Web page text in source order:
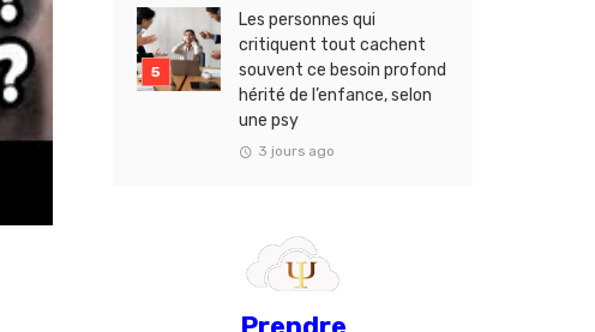
Les personnes qui
critiquent tout cachent
souvent ce besoin profond
hérité de l’enfance, selon
une psy
3 jours ago